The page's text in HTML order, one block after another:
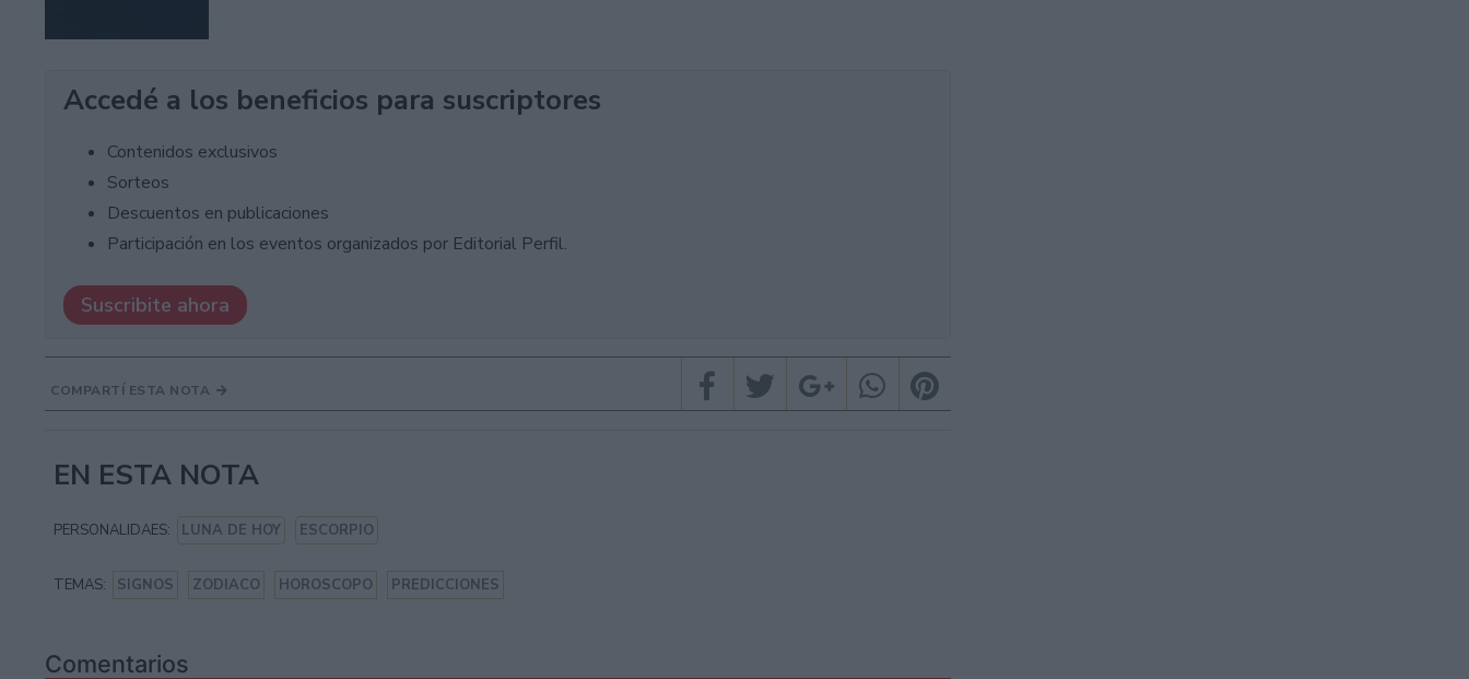
Accedé a los beneficios para suscriptores
Contenidos exclusivos
Sorteos
Descuentos en publicaciones
Participación en los eventos organizados por Editorial Perfil.
Suscribite ahora
COMPARTÍ ESTA NOTA
EN ESTA NOTA
PERSONALIDAES: LUNA DE HOY ESCORPIO
TEMAS: SIGNOS ZODIACO HOROSCOPO PREDICCIONES
Comentarios